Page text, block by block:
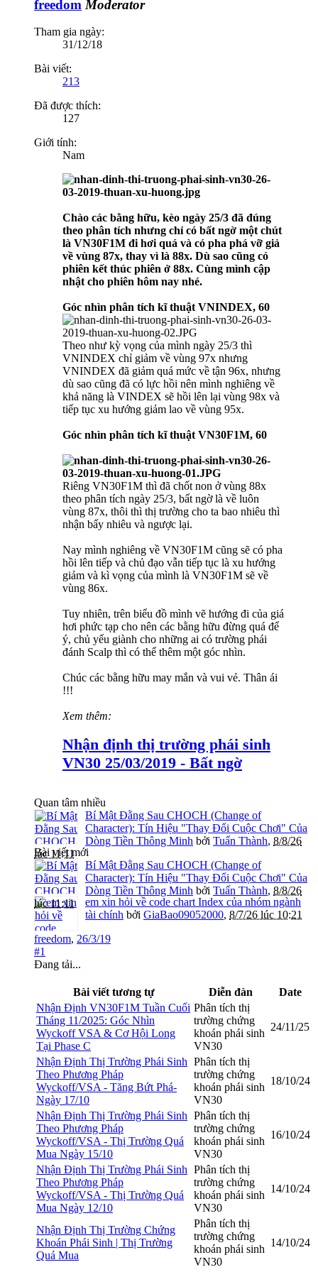
freedom Moderator
Tham gia ngày:
31/12/18
Bài viết:
213
Đã được thích:
127
Giới tính:
Nam
Chào các bằng hữu, kèo ngày 25/3 đã đúng
theo phân tích nhưng chỉ có bất ngờ một chút
là VN30F1M đi hơi quá và có pha phá vỡ giả
về vùng 87x, thay vì là 88x. Dù sao cũng có
phiên kết thúc phiên ở 88x. Cùng mình cập
nhật cho phiên hôm nay nhé.
Góc nhìn phân tích kĩ thuật VNINDEX, 60
Theo như kỳ vọng của mình ngày 25/3 thì
VNINDEX chỉ giảm về vùng 97x nhưng
VNINDEX đã giảm quá mức về tận 96x, nhưng
dù sao cũng đã có lực hồi nên mình nghiêng về
khả năng là VINDEX sẽ hồi lên lại vùng 98x và
tiếp tục xu hướng giảm lao về vùng 95x.
Góc nhìn phân tích kĩ thuật VN30F1M, 60
Riêng VN30F1M thì đã chốt non ở vùng 88x
theo phân tích ngày 25/3, bất ngờ là về luôn
vùng 87x, thôi thì thị trường cho ta bao nhiêu thì
nhận bấy nhiêu và ngược lại.
Nay mình nghiêng về VN30F1M cũng sẽ có pha
hồi lên tiếp và chủ đạo vẫn tiếp tục là xu hướng
giảm và kì vọng của mình là VN30F1M sẽ về
vùng 86x.
Tuy nhiên, trên biểu đồ mình vẽ hướng đi của giá
hơi phức tạp cho nên các bằng hữu đừng quá để
ý, chủ yếu giành cho những ai có trường phái
đánh Scalp thì có thể thêm một góc nhìn.
Chúc các bằng hữu may mắn và vui vẻ. Thân ái
!!!
Xem thêm:
Nhận định thị trường phái sinh
VN30 25/03/2019 - Bất ngờ
Quan tâm nhiều
Bí Mật Đằng Sau CHOCH (Change of
Character): Tín Hiệu "Thay Đổi Cuộc Chơi" Của
Dòng Tiền Thông Minh bởi Tuấn Thành, 8/8/26
lúc 11:11
Bài viết mới
Bí Mật Đằng Sau CHOCH (Change of
Character): Tín Hiệu "Thay Đổi Cuộc Chơi" Của
Dòng Tiền Thông Minh bởi Tuấn Thành, 8/8/26
lúc 11:11
em xin hỏi về code chart Index của nhóm ngành
tài chính bởi GiaBao09052000, 8/7/26 lúc 10:21
freedom, 26/3/19
#1
Đang tải...
Bài viết tương tự Diễn đàn
Date
Nhận Định VN30F1M Tuần Cuối
Tháng 11/2025: Góc Nhìn
Wyckoff VSA & Cơ Hội Long
Tại Phase C
Phân tích thị
trường chứng
khoán phái sinh
VN30
24/11/25
Nhận Định Thị Trường Phái Sinh
Theo Phương Pháp
Wyckoff/VSA - Tăng Bứt Phá-
Ngày 17/10
Phân tích thị
trường chứng
khoán phái sinh
VN30
18/10/24
Nhận Định Thị Trường Phái Sinh
Theo Phương Pháp
Wyckoff/VSA - Thị Trường Quá
Mua Ngày 15/10
Phân tích thị
trường chứng
khoán phái sinh
VN30
16/10/24
Nhận Định Thị Trường Phái Sinh
Theo Phương Pháp
Wyckoff/VSA - Thị Trường Quá
Mua Ngày 12/10
Phân tích thị
trường chứng
khoán phái sinh
VN30
14/10/24
Nhận Định Thị Trường Chứng
Khoán Phái Sinh | Thị Trường
Quá Mua
Phân tích thị
trường chứng
khoán phái sinh
VN30
14/10/24